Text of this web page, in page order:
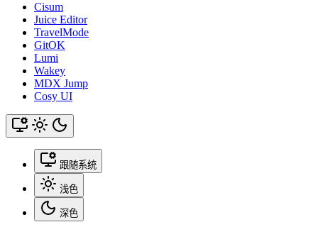
Cisum
Juice Editor
TravelMode
GitOK
Lumi
Wakey
MDX Jump
Cosy UI
跟随系统
浅色
深色